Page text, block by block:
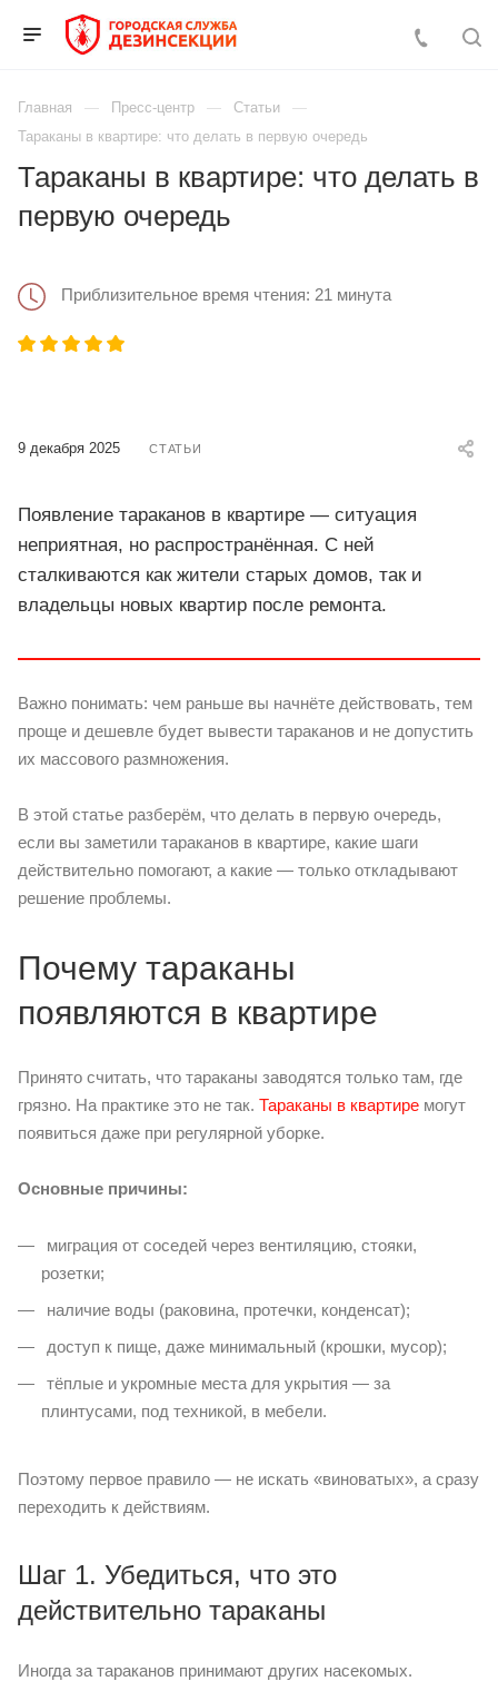
Главная Пресс-центр
Статьи
Тараканы в квартире: что делать в первую очередь
Тараканы в квартире: что делать в
первую очередь
Приблизительное время чтения: 21 минута
9 декабря 2025 СТАТЬИ
Появление тараканов в квартире — ситуация
неприятная, но распространённая. С ней
сталкиваются как жители старых домов, так и
владельцы новых квартир после ремонта.
Важно понимать: чем раньше вы начнёте действовать, тем
проще и дешевле будет вывести тараканов и не допустить
их массового размножения.
В этой статье разберём, что делать в первую очередь,
если вы заметили тараканов в квартире, какие шаги
действительно помогают, а какие — только откладывают
решение проблемы.
Почему тараканы
появляются в квартире
Принято считать, что тараканы заводятся только там, где
грязно. На практике это не так. Тараканы в квартире могут
появиться даже при регулярной уборке.
Основные причины:
миграция от соседей через вентиляцию, стояки,
розетки;
наличие воды (раковина, протечки, конденсат);
доступ к пище, даже минимальный (крошки, мусор);
тёплые и укромные места для укрытия — за
плинтусами, под техникой, в мебели.
Поэтому первое правило — не искать «виноватых», а сразу
переходить к действиям.
Шаг 1. Убедиться, что это
действительно тараканы
Иногда за тараканов принимают других насекомых.